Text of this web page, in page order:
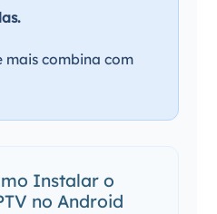
mais combina com
Instalar o
no Android